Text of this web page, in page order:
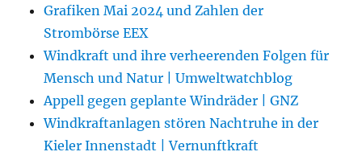
Grafiken Mai 2024 und Zahlen der
Strombörse EEX
Windkraft und ihre verheerenden Folgen für
Mensch und Natur | Umweltwatchblog
Appell gegen geplante Windräder | GNZ
Windkraftanlagen stören Nachtruhe in der
Kieler Innenstadt | Vernunftkraft